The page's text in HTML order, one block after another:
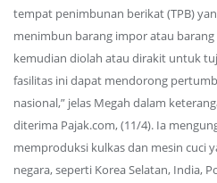
tempat penimbunan berikat (TPB)
menimbun barang impor atau
kemudian diolah atau dirakit untuk
fasilitas ini dapat mendorong
nasional,” jelas Megah dalam
diterima Pajak.com, (11/4). Ia
memproduksi kulkas dan mesin cuci
negara, seperti Korea Selatan, India,